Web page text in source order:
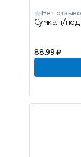
Нет
88.99 ₽